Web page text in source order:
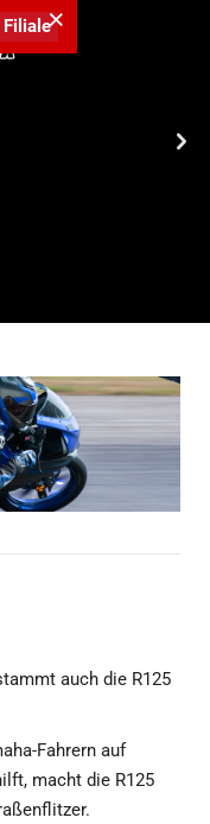
auch die R125
Fahrern auf
macht die R125
×
Filiale